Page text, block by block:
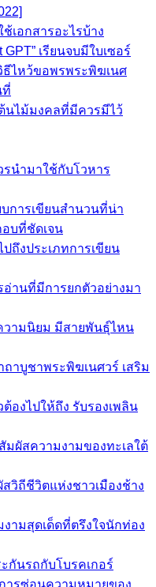
เอกสารอะไรบ้าง
เรียนจบมีใบเซอร์
ธีไหว้ขอพรพระพิฆเนศ
ที่
นไม้มงคลที่มีควรมีไว้
รนำมาใช้กับโวหาร
การเขียนสำนวนที่น่า
บที่ชัดเจน
ถึงประเภทการเขียน
านที่มีการยกตัวอย่างมา
วามนิยม มีสายพันธุ์ไหน
ถาบูชาพระพิฆเนศวร์ เสริม
องไปให้ถึง รับรองเพลิน
มผัสความงามของทะเลใต้
วิถีชีวิตแห่งชาวเมืองช้าง
งามสุดเด็ดที่ตรึงใจนักท่อง
กันรถกับโบรคเกอร์
ารซ่อนความหมายของ